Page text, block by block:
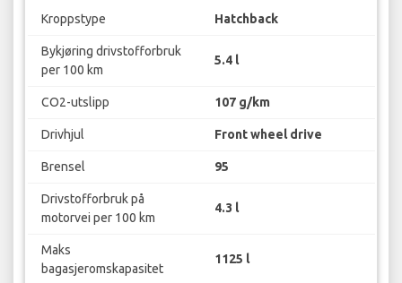
Kroppstype Hatchback
Bykjøring drivstofforbruk
per 100 km
5.4 l
CO2-utslipp 107 g/km
Drivhjul Front wheel drive
Brensel 95
Drivstofforbruk på
motorvei per 100 km
4.3 l
Maks
bagasjeromskapasitet
1125 l